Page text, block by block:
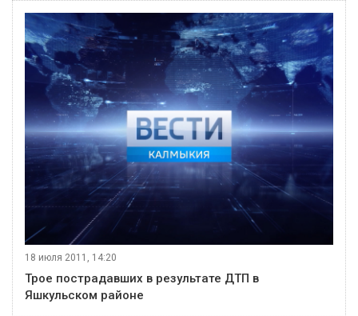
18 июля 2011, 14:20
Трое пострадавших в результате ДТП в
Яшкульском районе